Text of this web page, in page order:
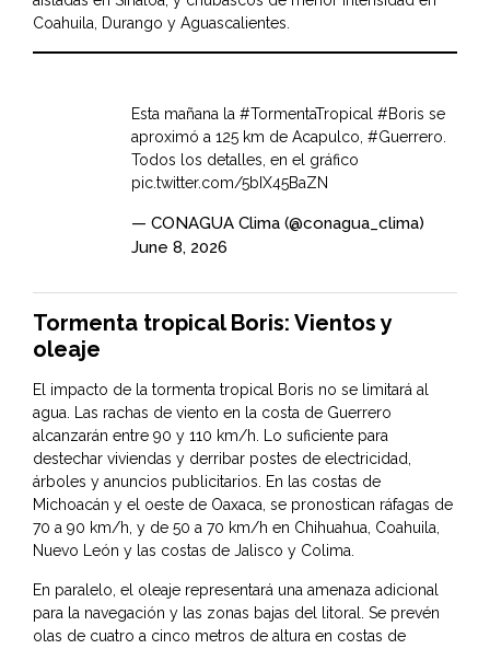
Coahuila, Durango y Aguascalientes.
Esta mañana la #TormentaTropical #Boris se
aproximó a 125 km de Acapulco, #Guerrero.
Todos los detalles, en el gráfico
pic.twitter.com/5bIX45BaZN
— CONAGUA Clima (@conagua_clima)
June 8, 2026
Tormenta tropical Boris: Vientos y
oleaje
El impacto de la tormenta tropical Boris no se limitará al
agua. Las rachas de viento en la costa de Guerrero
alcanzarán entre 90 y 110 km/h. Lo suficiente para
destechar viviendas y derribar postes de electricidad,
árboles y anuncios publicitarios. En las costas de
Michoacán y el oeste de Oaxaca, se pronostican ráfagas de
70 a 90 km/h, y de 50 a 70 km/h en Chihuahua, Coahuila,
Nuevo León y las costas de Jalisco y Colima.
En paralelo, el oleaje representará una amenaza adicional
para la navegación y las zonas bajas del litoral. Se prevén
olas de cuatro a cinco metros de altura en costas de